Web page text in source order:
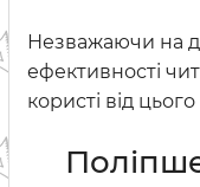
Незважаючи на
ефективності
користі від